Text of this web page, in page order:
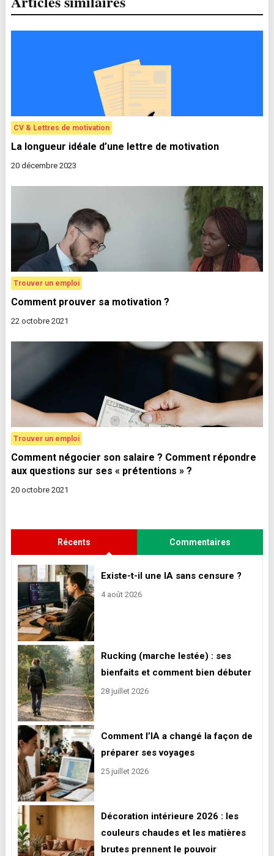
CV & Lettres de motivation
La longueur idéale d’une lettre de motivation
20 décembre 2023
Trouver un emploi
Comment prouver sa motivation ?
22 octobre 2021
Trouver un emploi
Comment négocier son salaire ? Comment répondre
aux questions sur ses « prétentions » ?
20 octobre 2021
Récents Commentaires
Existe-t-il une IA sans censure ?
4 août 2026
Rucking (marche lestée) : ses
bienfaits et comment bien débuter
28 juillet 2026
Comment l’IA a changé la façon de
préparer ses voyages
25 juillet 2026
Décoration intérieure 2026 : les
couleurs chaudes et les matières
brutes prennent le pouvoir